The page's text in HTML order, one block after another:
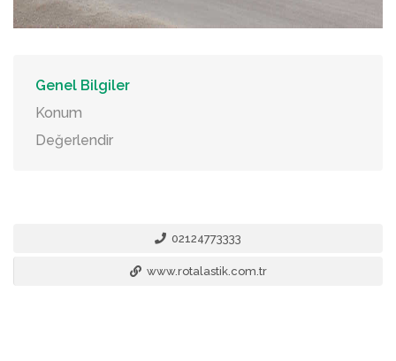
Genel Bilgiler
Konum
Değerlendir
02124773333
www.rotalastik.com.tr